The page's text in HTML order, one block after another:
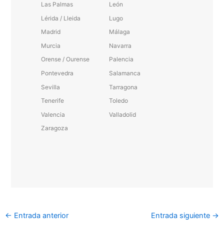
Las Palmas
León
Lérida / Lleida
Lugo
Madrid
Málaga
Murcia
Navarra
Orense / Ourense
Palencia
Pontevedra
Salamanca
Sevilla
Tarragona
Tenerife
Toledo
Valencia
Valladolid
Zaragoza
← Entrada anterior Entrada siguiente →